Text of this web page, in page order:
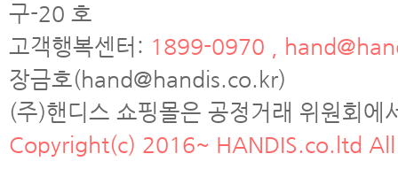
구-20 호
고객행복센터: 1899-0970 ,
장금호(hand@handis.co.kr)
(주)핸디스 쇼핑몰은 공정거래 위원회
Copyright(c) 2016~ HANDIS.co.ltd